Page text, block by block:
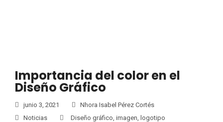
Importancia del color en el
Diseño Gráfico
junio 3, 2021
Nhora Isabel Pérez Cortés
Noticias
Diseño gráfico, imagen, logotipo